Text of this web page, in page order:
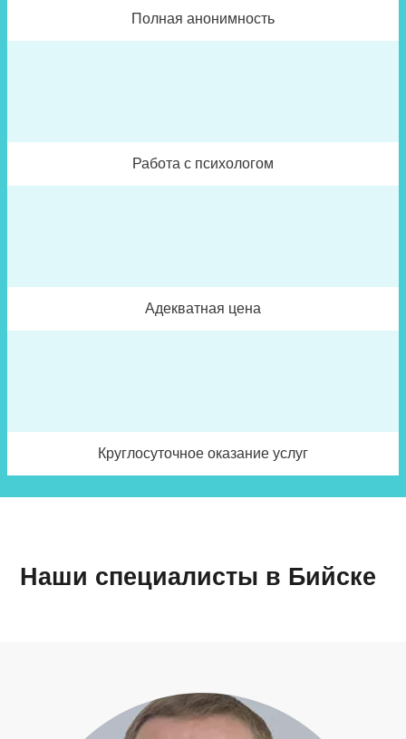
Полная анонимность
Работа с психологом
Адекватная цена
Круглосуточное оказание услуг
Наши специалисты в Бийске